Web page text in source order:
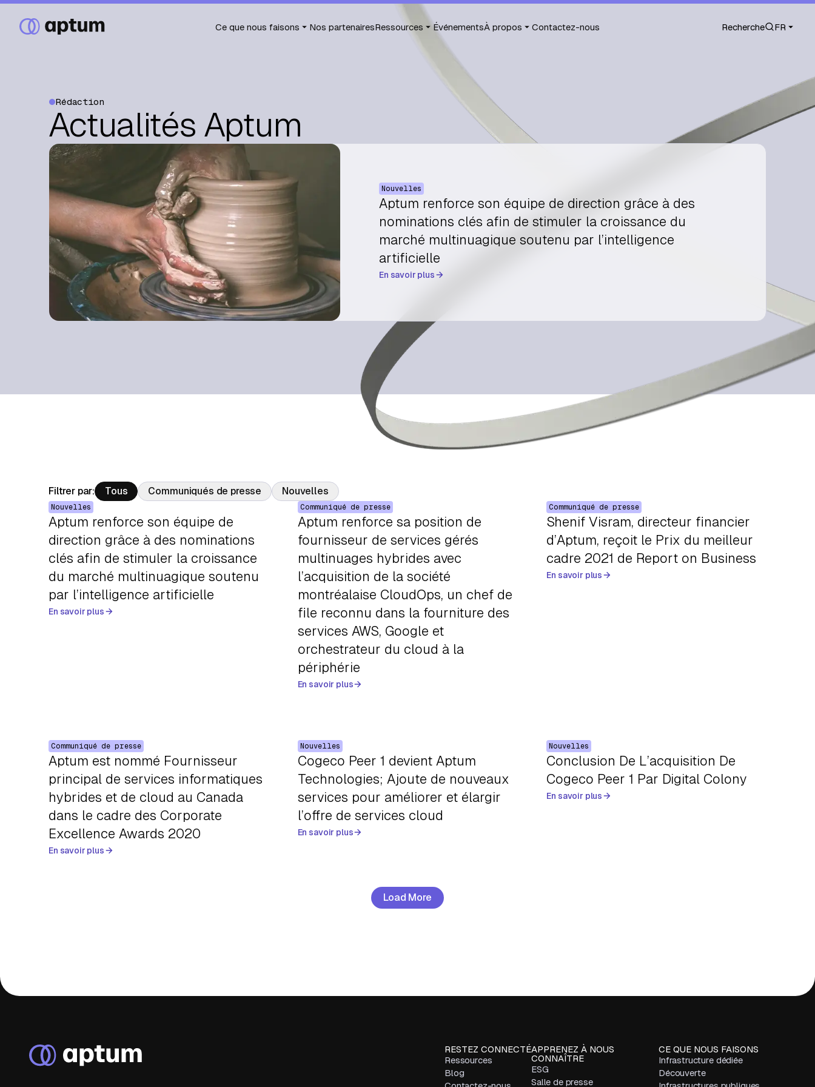
Ce que nous faisons Nos partenairesRessources ÉvénementsÀ propos Contactez-nous Recherche FR
Rédaction
Actualités Aptum
Nouvelles
Aptum renforce son équipe de direction grâce à des
nominations clés afin de stimuler la croissance du
marché multinuagique soutenu par l’intelligence
artificielle
En savoir plus
Filtrer par: Tous Communiqués de presse Nouvelles
Nouvelles
Aptum renforce son équipe de
direction grâce à des nominations
clés afin de stimuler la croissance
du marché multinuagique soutenu
par l’intelligence artificielle
En savoir plus
Communiqué de presse
Aptum renforce sa position de
fournisseur de services gérés
multinuages hybrides avec
l’acquisition de la société
montréalaise CloudOps, un chef de
file reconnu dans la fourniture des
services AWS, Google et
orchestrateur du cloud à la
périphérie
En savoir plus
Communiqué de presse
Shenif Visram, directeur financier
d’Aptum, reçoit le Prix du meilleur
cadre 2021 de Report on Business
En savoir plus
Communiqué de presse
Aptum est nommé Fournisseur
principal de services informatiques
hybrides et de cloud au Canada
dans le cadre des Corporate
Excellence Awards 2020
En savoir plus
Nouvelles
Cogeco Peer 1 devient Aptum
Technologies; Ajoute de nouveaux
services pour améliorer et élargir
l’offre de services cloud
En savoir plus
Nouvelles
Conclusion De L’acquisition De
Cogeco Peer 1 Par Digital Colony
En savoir plus
Load More
RESTEZ CONNECTÉ
Ressources
Blog
APPRENEZ À NOUS
CONNAÎTRE
ESG
Salle de presse
CE QUE NOUS FAISONS
Infrastructure dédiée
Découverte